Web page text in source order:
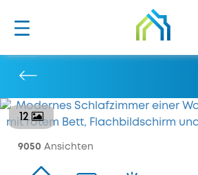
12
9050 Ansichten